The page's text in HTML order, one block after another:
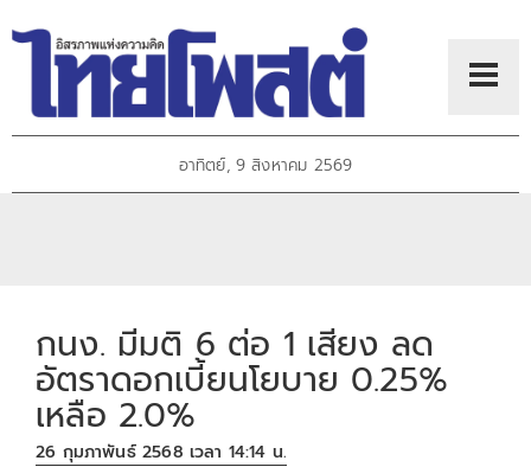
อาทิตย์, 9 สิงหาคม 2569
กนง. มีมติ 6 ต่อ 1 เสียง ลด
อัตราดอกเบี้ยนโยบาย 0.25%
เหลือ 2.0%
26 กุมภาพันธ์ 2568 เวลา 14:14 น.